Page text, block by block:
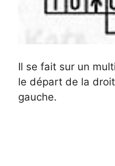
Il se fait sur un
le départ de la
gauche.